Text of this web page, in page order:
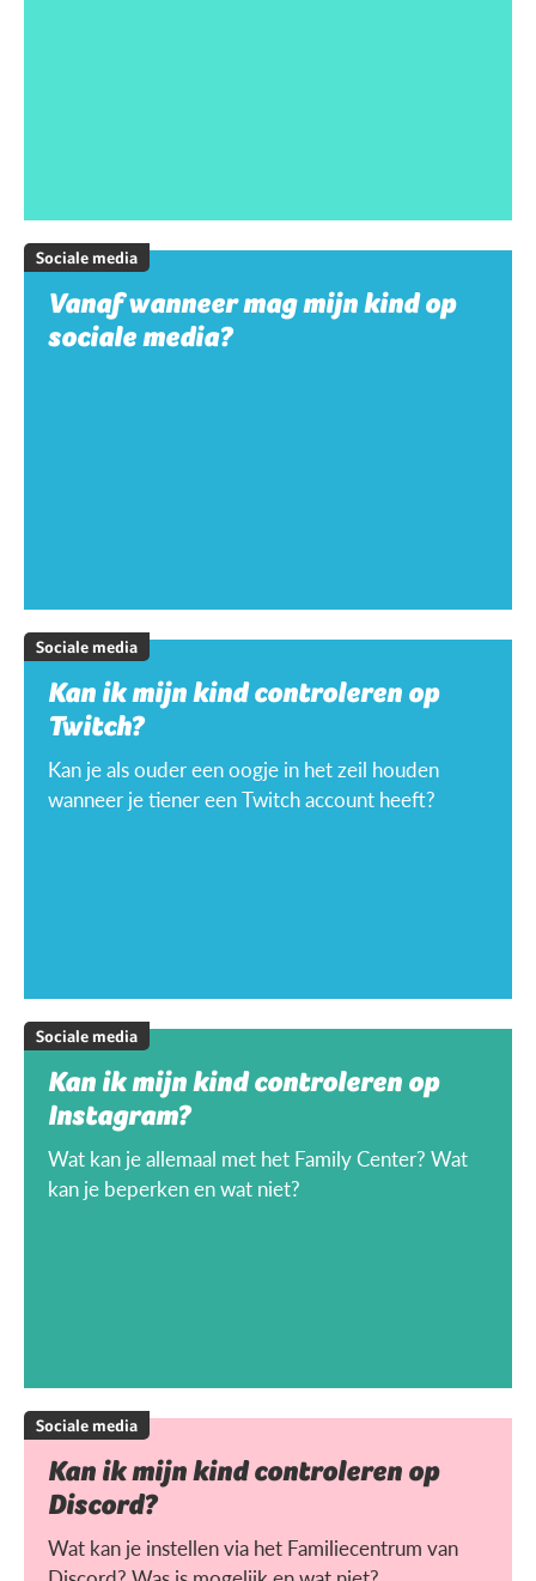
Sociale media
Vanaf wanneer mag mijn kind op
sociale media?
Sociale media
Kan ik mijn kind controleren op
Twitch?
Kan je als ouder een oogje in het zeil houden
wanneer je tiener een Twitch account heeft?
Sociale media
Kan ik mijn kind controleren op
Instagram?
Wat kan je allemaal met het Family Center? Wat
kan je beperken en wat niet?
Sociale media
Kan ik mijn kind controleren op
Discord?
Wat kan je instellen via het Familiecentrum van